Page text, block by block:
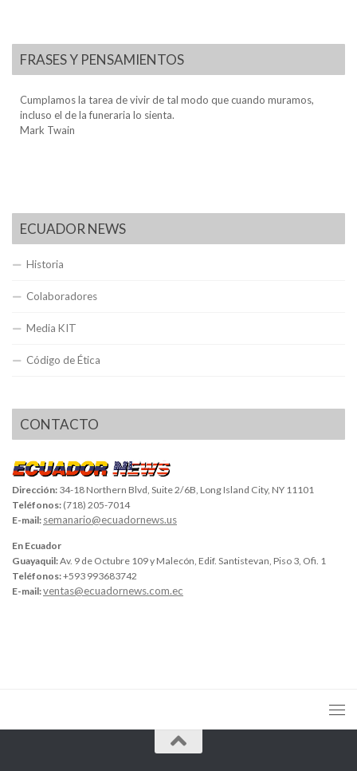
FRASES Y PENSAMIENTOS
Cumplamos la tarea de vivir de tal modo que cuando muramos,
incluso el de la funeraria lo sienta.
Mark Twain
ECUADOR NEWS
Historia
Colaboradores
Media KIT
Código de Ética
CONTACTO
Dirección: 34-18 Northern Blvd, Suite 2/6B, Long Island City, NY 11101
Teléfonos: (718) 205-7014
E-mail: semanario@ecuadornews.us
En Ecuador
Guayaquil:Av. 9 de Octubre 109 y Malecón, Edif. Santistevan, Piso 3, Ofi. 1
Teléfonos:+593 993683742
E-mail:ventas@ecuadornews.com.ec